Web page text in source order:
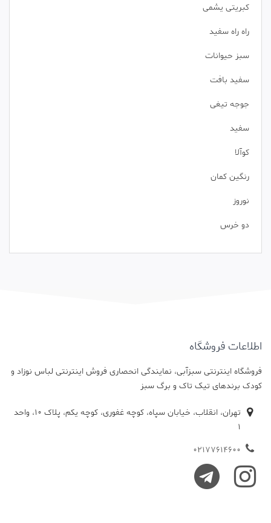
کبریتی یشمی
راه راه سفید
سبز حیوانات
سفید بافت
جوجه تیغی
سفید
کوآلا
رنگین کمان
نوروز
دو خرس
اطلاعات فروشگاه
فروشگاه اینترنتی سبزآبی، نمایندگی انحصاری فروش اینترنتی لباس نوزاد و
کودک برندهای تیک تاک و برگ سبز
تهران، انقلاب، خیابان سپاه، کوچه غفوری، کوچه یکم، پلاک 10، واحد
1
02177614600